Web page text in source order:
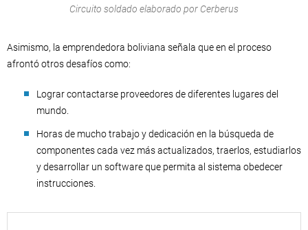
Circuito soldado elaborado por Cerberus
Asimismo, la emprendedora boliviana señala que en el proceso
afrontó otros desafíos como:
Lograr contactarse proveedores de diferentes lugares del
mundo.
Horas de mucho trabajo y dedicación en la búsqueda de
componentes cada vez más actualizados, traerlos, estudiarlos
y desarrollar un software que permita al sistema obedecer
instrucciones.